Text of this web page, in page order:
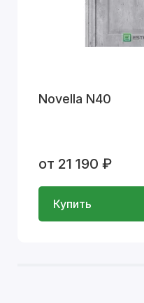
Novella N40
от 21 190 ₽
Купить